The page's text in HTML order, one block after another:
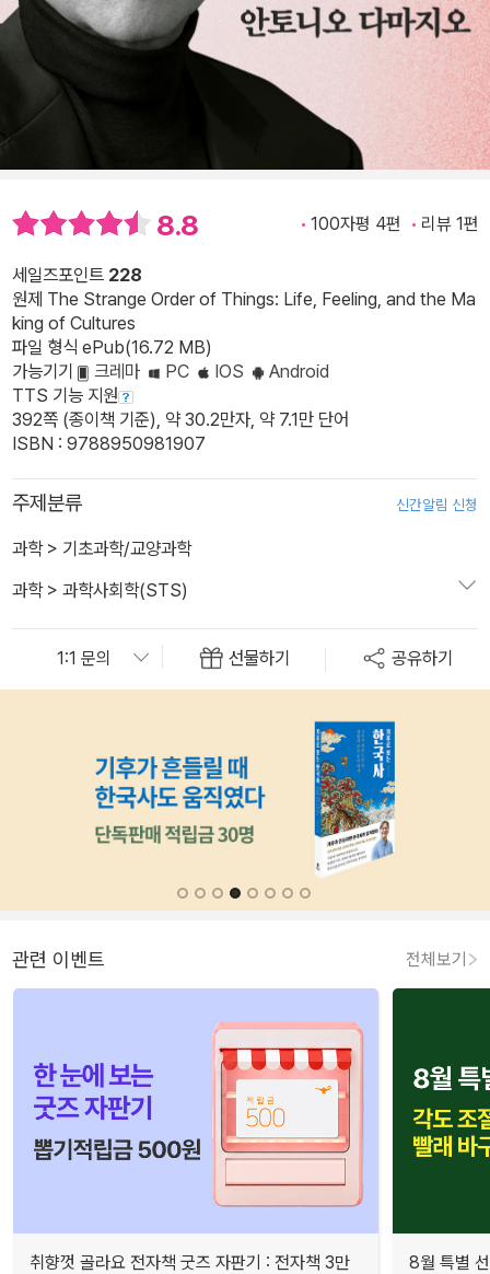
8.8 100자평 4편 리뷰 1편
세일즈포인트 228
원제 The Strange Order of Things: Life, Feeling, and the Ma
king of Cultures
파일 형식 ePub(16.72 MB)
가능기기
크레마 PC IOS
Android
TTS 기능 지원
392쪽 (종이책 기준), 약 30.2만자, 약 7.1만 단어
ISBN : 9788950981907
주제분류 신간알림 신청
과학> 기초과학/교양과학
과학> 과학사회학(STS)
선물하기 공유하기
관련 이벤트 전체보기
취향껏 골라요 전자책 굿즈 자판기 : 전자책 3만
8월 특별